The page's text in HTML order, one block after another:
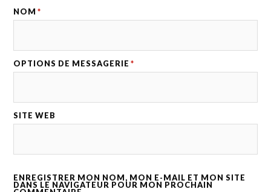
NOM *
OPTIONS DE MESSAGERIE *
SITE WEB
ENREGISTRER MON NOM, MON E-MAIL ET MON SITE
DANS LE NAVIGATEUR POUR MON PROCHAIN